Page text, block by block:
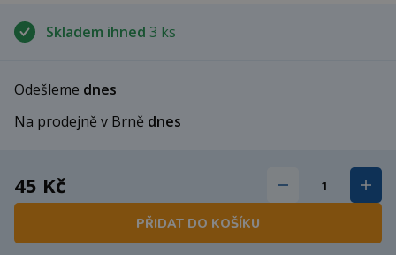
Skladem ihned 3 ks
Odešleme dnes
Na prodejně v Brně dnes
45 Kč
PŘIDAT DO KOŠÍKU